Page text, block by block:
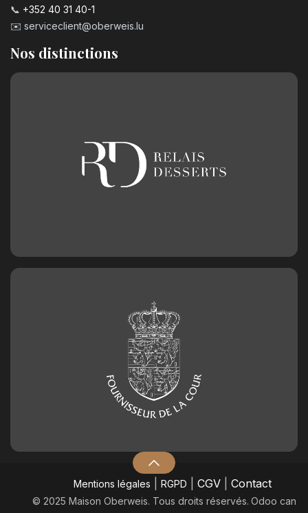
📞 +352 40 31 40-1
✉️ serviceclient@oberweis.lu
Nos distinctions
Mentions légales RGPD CGV| Contact
© 2025 Maison Oberweis. Tous droits réservés. ​Odoo can